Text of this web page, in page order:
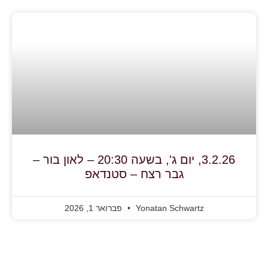
3.2.26, יום ג', בשעה 20:30 – לאון בור –
גבר רצח – סטנדאפ
Yonatan Schwartz פברואר 1, 2026